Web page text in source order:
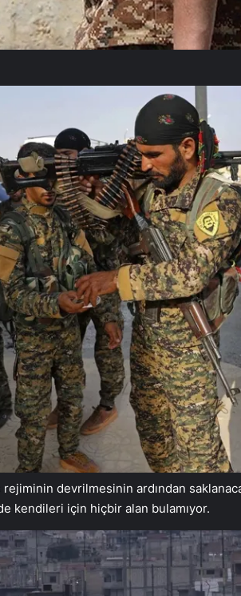
rejiminin devrilmesinin ardından
kendileri için hiçbir alan bulamıyor.